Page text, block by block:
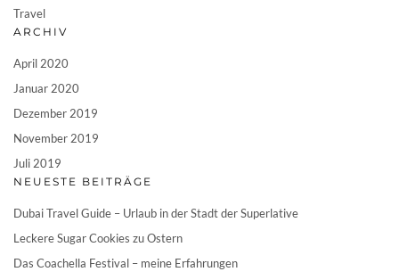
Travel
ARCHIV
April 2020
Januar 2020
Dezember 2019
November 2019
Juli 2019
NEUESTE BEITRÄGE
Dubai Travel Guide – Urlaub in der Stadt der Superlative
Leckere Sugar Cookies zu Ostern
Das Coachella Festival – meine Erfahrungen